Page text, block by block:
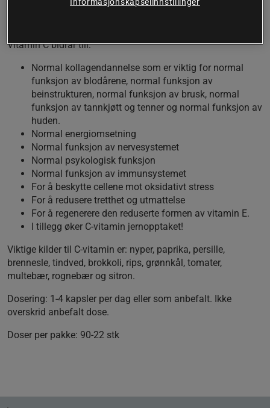
Et vannløselig vitamin
Vitamin C bidrar till:
Normal kollagendannelse som er viktig for normal
funksjon av blodårene, normal funksjon av
beinstrukturen, normal funksjon av brusk, normal
funksjon av tannkjøtt og tenner og normal funksjon av
huden.
Normal energiomsetning
Normal funksjon av nervesystemet
Normal psykologisk funksjon
Normal funksjon av immunsystemet
For å beskytte cellene mot oksidativt stress
For å redusere tretthet og utmattelse
For å regenerere den reduserte formen av vitamin E.
I tillegg øker C-vitamin jernopptaket!
Viktige kilder til C-vitamin er: nyper, paprika, persille,
brennesle, tindved, brokkoli, rips, grønnkål, tomater,
multebær, rognebær og sitron.
Dosering: 1-4 kapsler per dag eller som anbefalt. Ikke
overskrid anbefalt dose.
Doser per pakke: 90-22 stk
Informasjonskapselinnstillinger